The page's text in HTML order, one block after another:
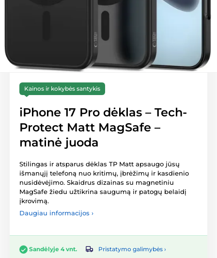
Kainos ir kokybės santykis
iPhone 17 Pro dėklas – Tech-
Protect Matt MagSafe –
matinė juoda
Stilingas ir atsparus dėklas TP Matt apsaugo jūsų
išmanųjį telefoną nuo kritimų, įbrėžimų ir kasdienio
nusidėvėjimo. Skaidrus dizainas su magnetiniu
MagSafe žiedu užtikrina saugumą ir patogų belaidį
įkrovimą.
Daugiau informacijos ›
Sandėlyje 4 vnt.
Pristatymo galimybės ›